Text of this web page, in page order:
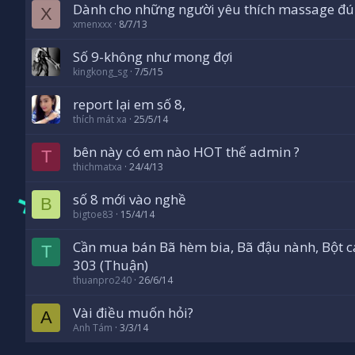
X Dành cho những người yêu thích massage
xmenxxx 8/7/13
Số 9-không như mong đợi
kingkong_sg 7/5/15
report lại em số 8,
thích mát xa 25/5/14
T bên này có em nào HOT thế admin ?
thichmatxa 24/4/13
B số 8 mới vào nghề
bigtoe83 15/4/14
T
Cần mua bán Bã hèm bia, Bã đậu nành, Bột
303 (Thuận)
thuanpro240 26/6/14
A Vài điều muốn hỏi?
Anh Tám 3/3/14